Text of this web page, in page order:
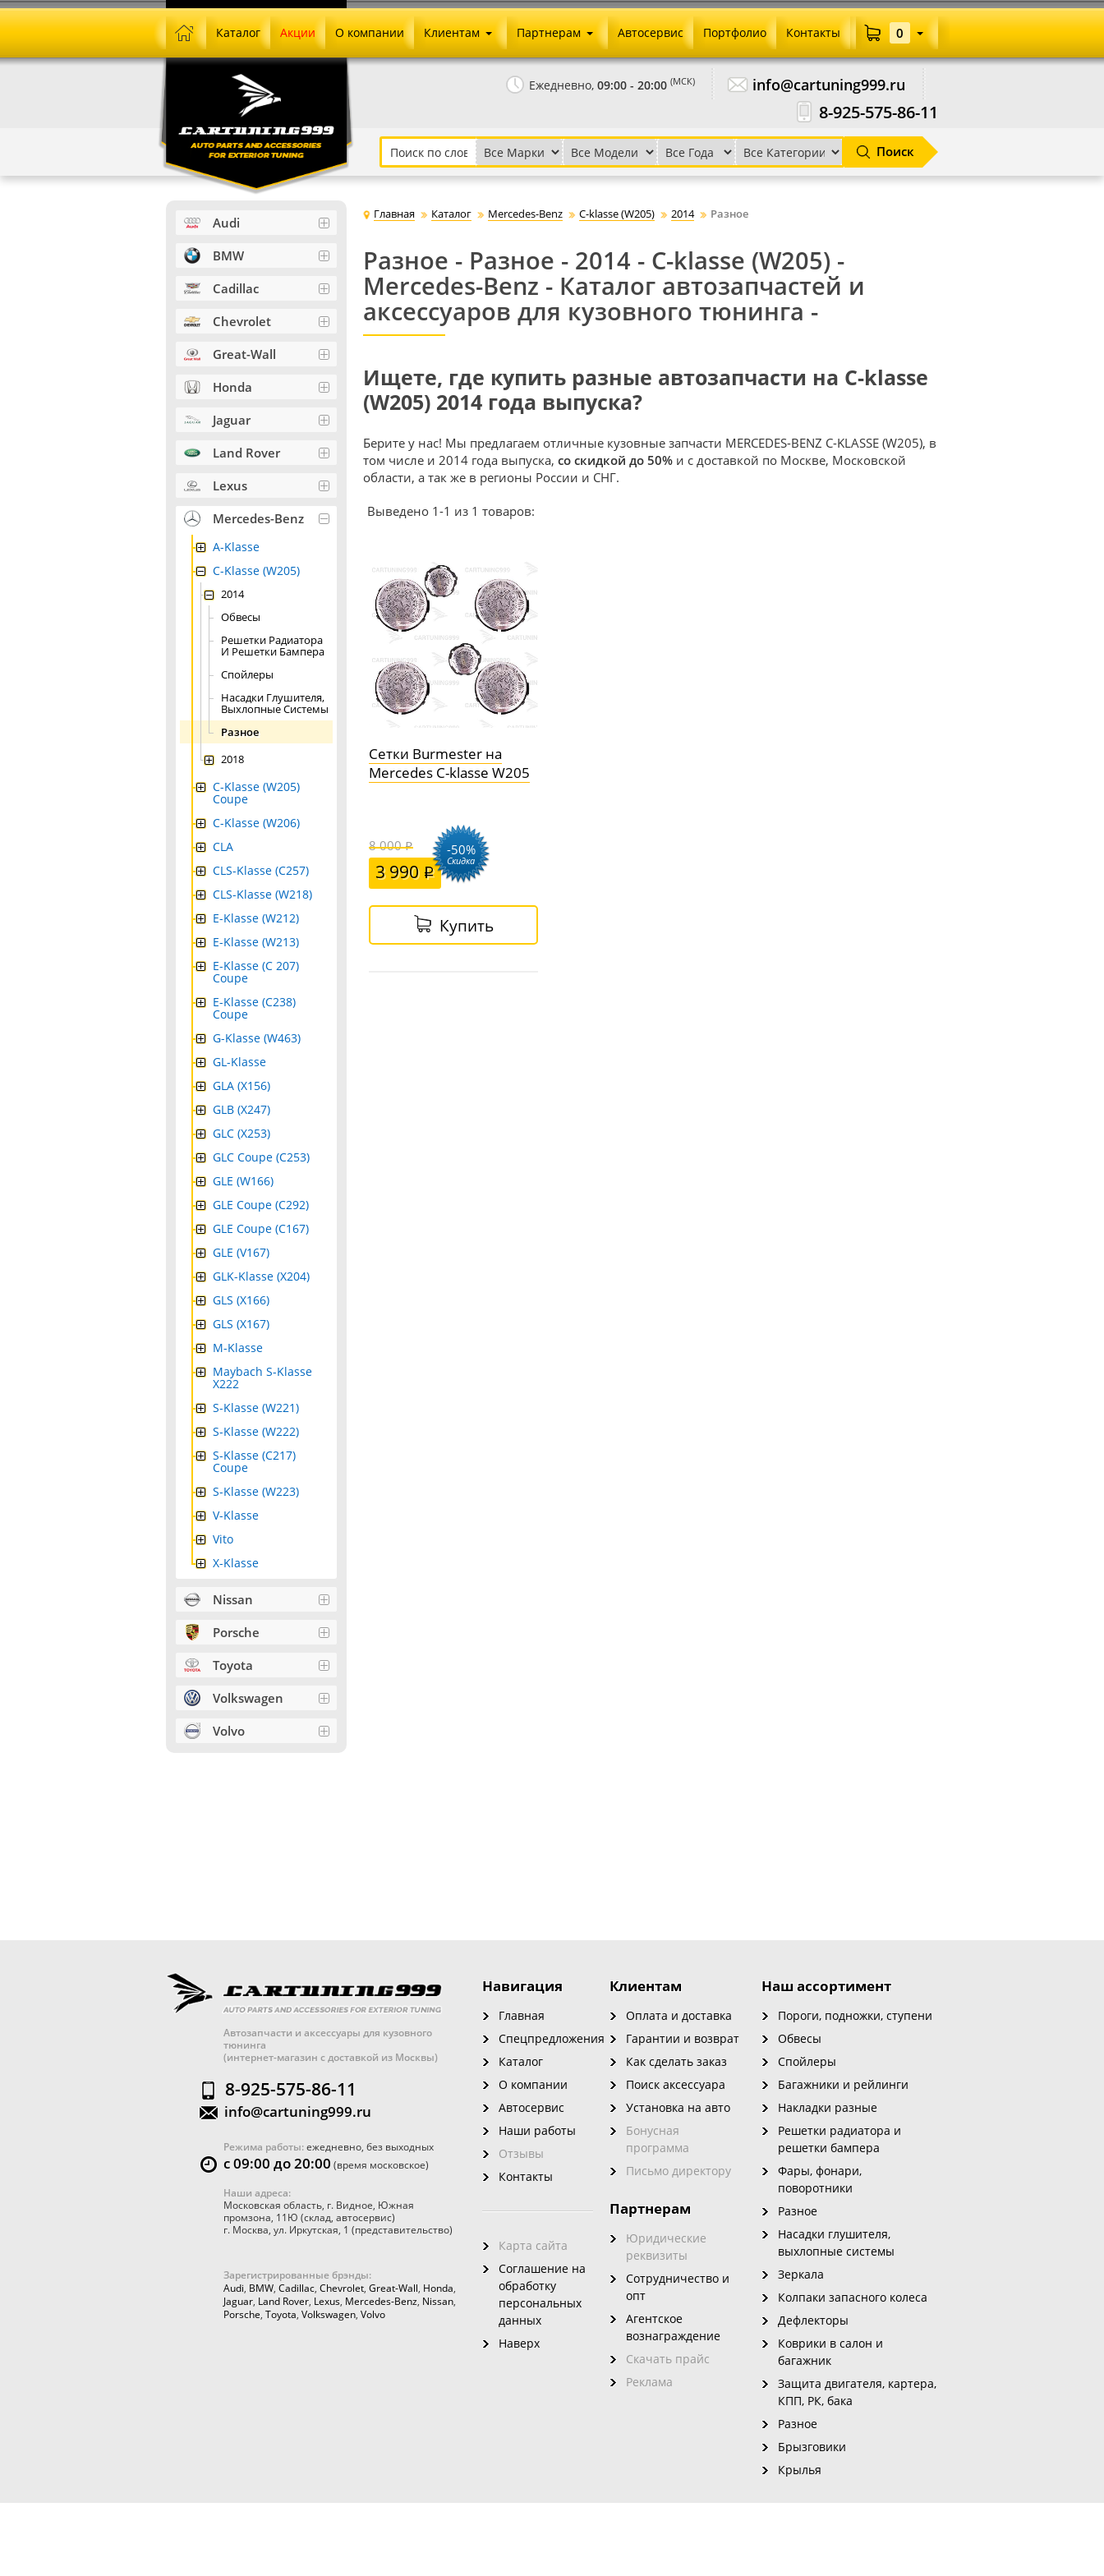
Ежедневно, 09:00 - 20:00 (МСК) info@cartuning999.ru
8-925-575-86-11
Поиск
Каталог Акции О компании Клиентам
Как сделать заказ
Установка на авто
Письмо директору
Партнерам
Агентское вознаграждение
Скачать прайс
Автосервис Портфолио Контакты 0
Главная Каталог Mercedes-Benz C-klasse (W205) 2014 Разное
Разное - Разное - 2014 - C-klasse (W205) -
Mercedes-Benz - Каталог автозапчастей и
аксессуаров для кузовного тюнинга -
Ищете, где купить разные автозапчасти на C-klasse
(W205) 2014 года выпуска?
Берите у нас! Мы предлагаем отличные кузовные запчасти MERCEDES-BENZ C-KLASSE (W205), в
том числе и 2014 года выпуска, со скидкой до 50% и с доставкой по Москве, Московской
области, а так же в регионы России и СНГ.
Выведено 1-1 из 1 товаров:
Сетки Burmester на
Mercedes C-klasse W205
8 000
3 990
-50%
Скидка
Купить
Audi
BMW
Cadillac
Chevrolet
Great-Wall
Honda
Jaguar
Land Rover
Lexus
Mercedes-Benz
A-Klasse
C-Klasse (W205)
2014
Обвесы
Решетки Радиатора
И Решетки Бампера
Спойлеры
Насадки Глушителя,
Выхлопные Системы
Разное
2018
C-Klasse (W205)
Coupe
C-Klasse (W206)
CLA
CLS-Klasse (C257)
CLS-Klasse (W218)
E-Klasse (W212)
E-Klasse (W213)
E-Klasse (C 207)
Coupe
E-Klasse (C238)
Coupe
G-Klasse (W463)
GL-Klasse
GLA (X156)
GLB (X247)
GLC (X253)
GLC Coupe (C253)
GLE (W166)
GLE Coupe (C292)
GLE Coupe (C167)
GLE (V167)
GLK-Klasse (X204)
GLS (X166)
GLS (X167)
M-Klasse
Maybach S-Klasse
X222
S-Klasse (W221)
S-Klasse (W222)
S-Klasse (C217)
Coupe
S-Klasse (W223)
V-Klasse
Vito
X-Klasse
Nissan
Porsche
Toyota
Volkswagen
Volvo
Автозапчасти и аксессуары для кузовного
тюнинга
(интернет-магазин с доставкой из Москвы)
8-925-575-86-11
info@cartuning999.ru
Режима работы:ежедневно, без выходных
с 09:00 до 20:00 (время московское)
Наши адреса:
Московская область, г. Видное, Южная
промзона, 11Ю (склад, автосервис)
г. Москва, ул. Иркутская, 1 (представительство)
Зарегистрированные брэнды:
Audi, BMW, Cadillac, Chevrolet, Great-Wall, Honda,
Jaguar, Land Rover, Lexus, Mercedes-Benz, Nissan,
Porsche, Toyota, Volkswagen, Volvo
Наш ассортимент
Пороги, подножки, ступени
Обвесы
Спойлеры
Багажники и рейлинги
Накладки разные
Решетки радиатора и
решетки бампера
Фары, фонари,
поворотники
Разное
Насадки глушителя,
выхлопные системы
Зеркала
Колпаки запасного колеса
Дефлекторы
Коврики в салон и
багажник
Защита двигателя, картера,
КПП, РК, бака
Разное
Брызговики
Крылья
Навигация
Главная
Спецпредложения
Каталог
О компании
Автосервис
Наши работы
Отзывы
Контакты
Карта сайта
Соглашение на
обработку
персональных
данных
Наверх
Клиентам
Оплата и доставка
Гарантии и возврат
Как сделать заказ
Поиск аксессуара
Установка на авто
Бонусная
программа
Письмо директору
Партнерам
Юридические
реквизиты
Сотрудничество и
опт
Агентское
вознаграждение
Скачать прайс
Реклама